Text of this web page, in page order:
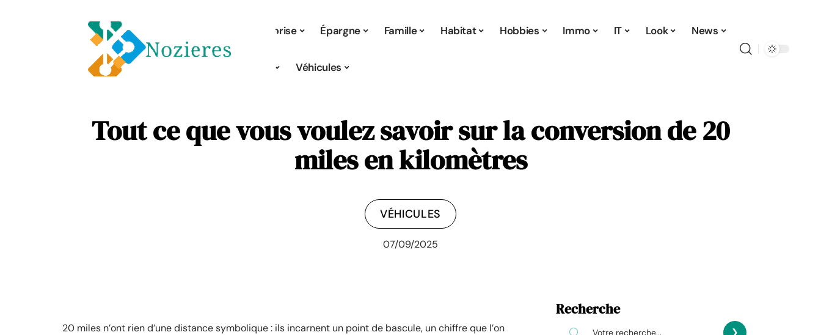
Entreprise Épargne Famille Habitat Hobbies Immo IT Look News
Véhicules
Tout ce que vous voulez savoir sur la conversion de 20
miles en kilomètres
VÉHICULES
07/09/2025
20 miles n’ont rien d’une distance symbolique : ils incarnent un point de bascule, un chiffre que l’on
Recherche